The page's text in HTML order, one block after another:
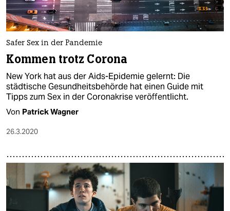
Safer Sex in der Pandemie
Kommen trotz Corona
New York hat aus der Aids-Epidemie gelernt: Die
städtische Gesundheitsbehörde hat einen Guide mit
Tipps zum Sex in der Coronakrise veröffentlicht.
Von Patrick Wagner
26.3.2020